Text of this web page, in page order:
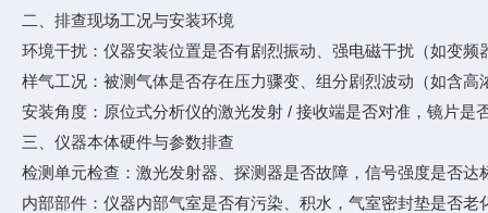
二、排查现场工况与安装环境
环境干扰：仪器安装位置是否有剧烈振动、强电磁干扰（如变
样气工况：被测气体是否存在压力骤变、组分剧烈波动（如含
安装角度：原位式分析仪的激光发射 / 接收端是否对准，镜片
三、仪器本体硬件与参数排查
检测单元检查：激光发射器、探测器是否故障，信号强度是否
内部部件：仪器内部气室是否有污染、积水，气室密封垫是否